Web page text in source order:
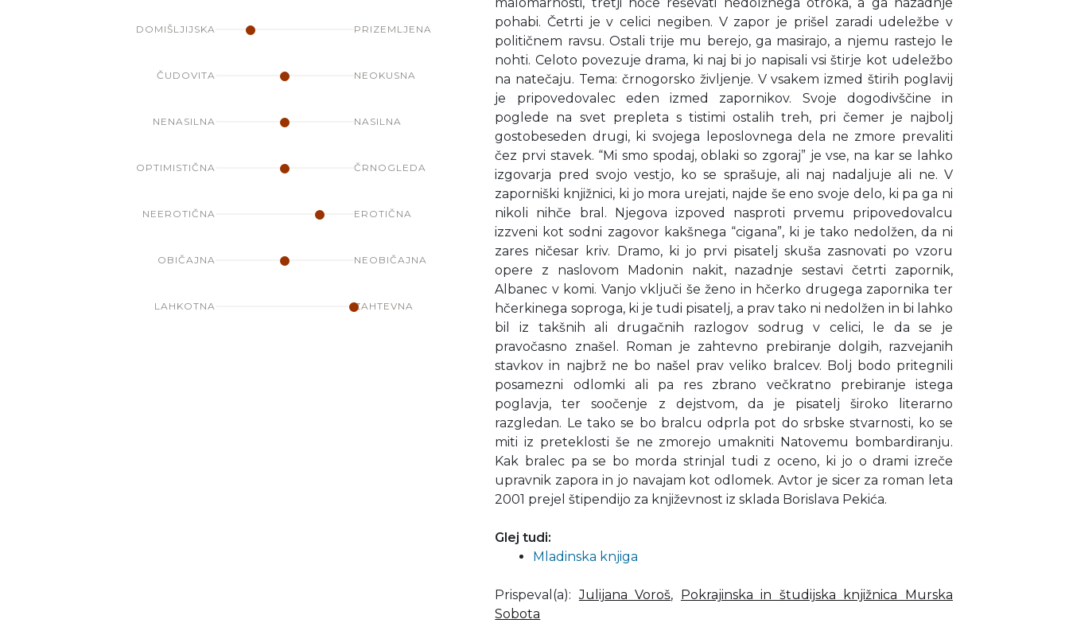
DOMIŠLJIJSKA PRIZEMLJENA
ČUDOVITA NEOKUSNA
NENASILNA NASILNA
OPTIMISTIČNA ČRNOGLEDA
NEEROTIČNA EROTIČNA
OBIČAJNA NEOBIČAJNA
LAHKOTNA ZAHTEVNA
pohabi. Četrti je v celici negiben. V zapor je prišel zaradi udeležbe v
političnem ravsu. Ostali trije mu berejo, ga masirajo, a njemu rastejo le
nohti. Celoto povezuje drama, ki naj bi jo napisali vsi štirje kot udeležbo
na natečaju. Tema: črnogorsko življenje. V vsakem izmed štirih poglavij
je pripovedovalec eden izmed zapornikov. Svoje dogodivščine in
poglede na svet prepleta s tistimi ostalih treh, pri čemer je najbolj
gostobeseden drugi, ki svojega leposlovnega dela ne zmore prevaliti
čez prvi stavek. “Mi smo spodaj, oblaki so zgoraj” je vse, na kar se lahko
izgovarja pred svojo vestjo, ko se sprašuje, ali naj nadaljuje ali ne. V
zaporniški knjižnici, ki jo mora urejati, najde še eno svoje delo, ki pa ga ni
nikoli nihče bral. Njegova izpoved nasproti prvemu pripovedovalcu
izzveni kot sodni zagovor kakšnega “cigana”, ki je tako nedolžen, da ni
zares ničesar kriv. Dramo, ki jo prvi pisatelj skuša zasnovati po vzoru
opere z naslovom Madonin nakit, nazadnje sestavi četrti zapornik,
Albanec v komi. Vanjo vključi še ženo in hčerko drugega zapornika ter
hčerkinega soproga, ki je tudi pisatelj, a prav tako ni nedolžen in bi lahko
bil iz takšnih ali drugačnih razlogov sodrug v celici, le da se je
pravočasno znašel. Roman je zahtevno prebiranje dolgih, razvejanih
stavkov in najbrž ne bo našel prav veliko bralcev. Bolj bodo pritegnili
posamezni odlomki ali pa res zbrano večkratno prebiranje istega
poglavja, ter soočenje z dejstvom, da je pisatelj široko literarno
razgledan. Le tako se bo bralcu odprla pot do srbske stvarnosti, ko se
miti iz preteklosti še ne zmorejo umakniti Natovemu bombardiranju.
Kak bralec pa se bo morda strinjal tudi z oceno, ki jo o drami izreče
upravnik zapora in jo navajam kot odlomek. Avtor je sicer za roman leta
2001 prejel štipendijo za književnost iz sklada Borislava Pekića.
Glej tudi:
Mladinska knjiga
Prispeval(a):Julijana Voroš, Pokrajinska in študijska knjižnica Murska
Sobota